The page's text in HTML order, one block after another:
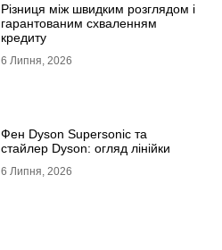
Різниця між швидким розглядом і
гарантованим схваленням
кредиту
6 Липня, 2026
Фен Dyson Supersonic та
стайлер Dyson: огляд лінійки
6 Липня, 2026